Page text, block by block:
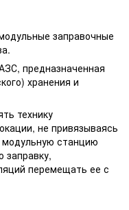
заправочные
предназначенная
хранения и
технику
не привязываясь
станцию
заправку,
перемещать ее с